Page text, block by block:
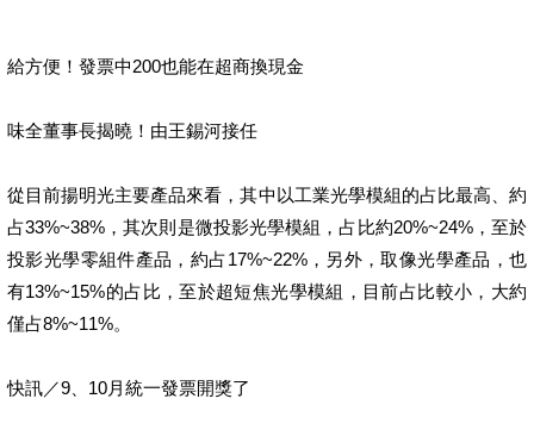
給方便！發票中200也能在超商換現金
味全董事長揭曉！由王錫河接任
從目前揚明光主要產品來看，其中以工業光學模組的占比最高、約
占33%~38%，其次則是微投影光學模組，占比約20%~24%，至於
投影光學零組件產品，約占17%~22%，另外，取像光學產品，也
有13%~15%的占比，至於超短焦光學模組，目前占比較小，大約
僅占8%~11%。
快訊／9、10月統一發票開獎了